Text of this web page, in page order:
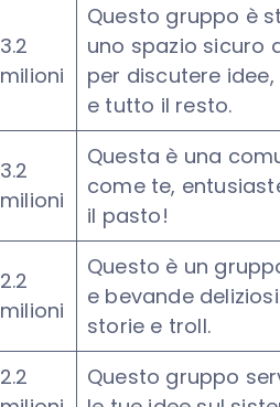
3.2
milioni
Questo gruppo è
uno spazio sicuro
per discutere
e tutto il resto.
3.2
milioni
Questa è una
come te,
il pasto!
2.2
milioni
Questo è un
e bevande
storie e troll.
2.2
Questo gruppo